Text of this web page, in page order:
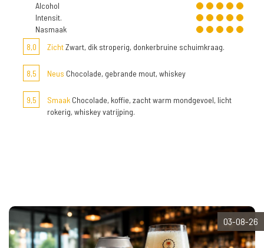
Alcohol
Intensit.
Nasmaak
8,0
ZichtZwart, dik stroperig, donkerbruine schuimkraag.
8,5 Neus Chocolade, gebrande mout, whiskey
9,5 Smaak Chocolade, koffie, zacht warm mondgevoel, licht
rokerig, whiskey vatrijping.
03-08-26